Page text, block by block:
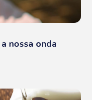
nossa onda